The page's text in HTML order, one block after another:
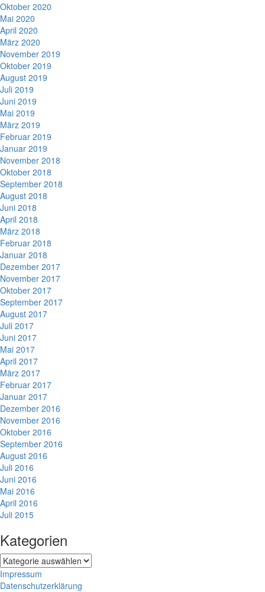
Oktober 2020
Mai 2020
April 2020
März 2020
November 2019
Oktober 2019
August 2019
Juli 2019
Juni 2019
Mai 2019
März 2019
Februar 2019
Januar 2019
November 2018
Oktober 2018
September 2018
August 2018
Juni 2018
April 2018
März 2018
Februar 2018
Januar 2018
Dezember 2017
November 2017
Oktober 2017
September 2017
August 2017
Juli 2017
Juni 2017
Mai 2017
April 2017
März 2017
Februar 2017
Januar 2017
Dezember 2016
November 2016
Oktober 2016
September 2016
August 2016
Juli 2016
Juni 2016
Mai 2016
April 2016
Juli 2015
Kategorien
Kategorien
Impressum
Datenschutzerklärung